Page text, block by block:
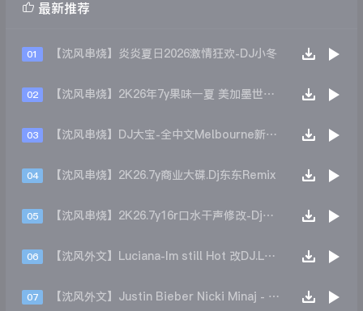
 最新推荐
01 【沈风串烧】炎炎夏日2026激情狂欢-DJ小冬
02 【沈风串烧】2K26年7y果味一夏 美加墨世界杯主题跳舞派对专辑 - Dj.阿帅
03 【沈风串烧】DJ大宝-全中文Melbourne新弹跳一飞冲天重低音上劲风暴MUSIC慢摇大碟
04 【沈风串烧】2K26.7y商业大碟.Dj东东Remix
05 【沈风串烧】2K26.7y16r口水干声修改-Dj东东Remix
06 【沈风外文】Luciana-Im still Hot 改DJ.LoZe
07 【沈风外文】Justin Bieber Nicki Minaj - Beauty And A Beat (DjHope小春 Extended Mix)